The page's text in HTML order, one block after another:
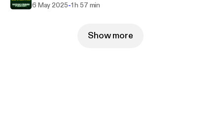
6 May 2025-1 h 57 min
Show more